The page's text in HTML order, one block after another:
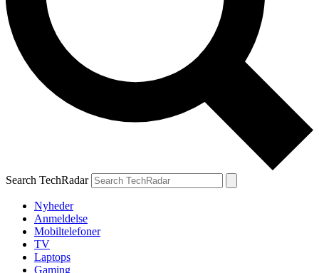
Search TechRadar
Nyheder
Anmeldelse
Mobiltelefoner
TV
Laptops
Gaming